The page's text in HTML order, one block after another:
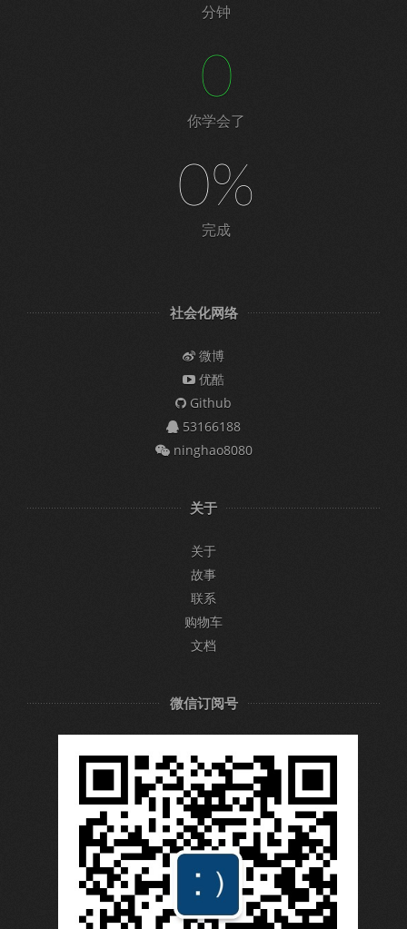
分钟
0
你学会了
0%
完成
社会化网络
微博
优酷
Github
53166188
ninghao8080
关于
关于
故事
联系
购物车
文档
微信订阅号